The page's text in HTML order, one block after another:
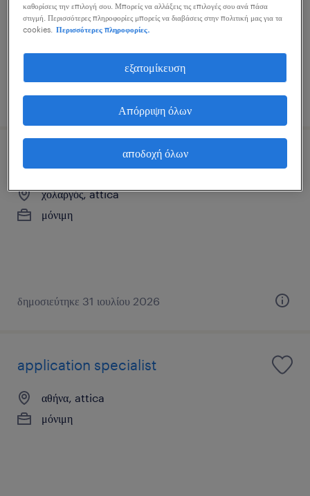
μόνιμη
δημοσιεύτηκε 31 ιουλίου 2026
χολαργός, attica
μόνιμη
δημοσιεύτηκε 31 ιουλίου 2026
application specialist
αθήνα, attica
μόνιμη
καθορίσεις την επιλογή σου. Μπορείς να αλλάξεις τις επιλογές σου ανά πάσα
στιγμή. Περισσότερες πληροφορίες μπορείς να διαβάσεις στην πολιτική μας για τα
cookies.
Περισσότερες πληροφορίες.
εξατομίκευση
Απόρριψη όλων
αποδοχή όλων